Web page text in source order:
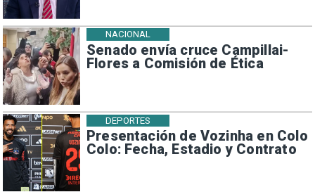
Senado envía cruce Campillai-
Flores a Comisión de Ética
NACIONAL
Presentación de Vozinha en Colo
Colo: Fecha, Estadio y Contrato
DEPORTES